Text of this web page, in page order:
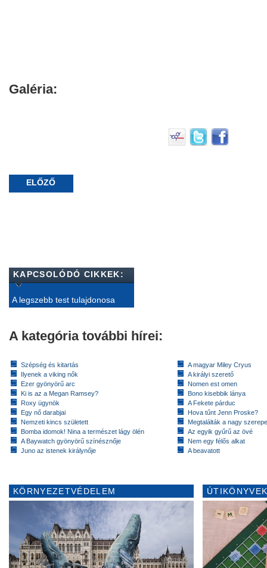
Galéria:
ELŐZŐ
KAPCSOLÓDÓ CIKKEK:
A legszebb test tulajdonosa
A kategória további hírei:
Szépség és kitartás
Ilyenek a viking nők
Ezer gyönyörű arc
Ki is az a Megan Ramsey?
Roxy ügynök
Egy nő darabjai
Nemzeti kincs született
Bomba idomok! Nina a természet lágy ölén
A Baywatch gyönyörű színésznője
Juno az istenek királynője
A magyar Miley Cryus
A királyi szerető
Nomen est omen
Bono kisebbik lánya
A Fekete párduc
Hova tűnt Jenn Proske?
Megtalálták a nagy
Az egyik gyűrű az övé
Nem egy félős alkat
A beavatott
KÖRNYEZETVÉDELEM